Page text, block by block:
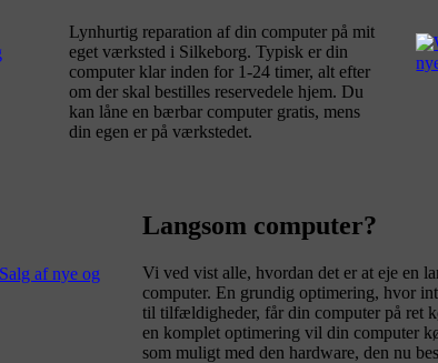
Lynhurtig reparation af din computer på mit
eget værksted i Silkeborg. Typisk er din
computer klar inden for 1-24 timer, alt efter
om der skal bestilles reservedele hjem. Du
kan låne en bærbar computer gratis, mens
din egen er på værkstedet.
Langsom computer?
Vi ved vist alle, hvordan det er at eje en
computer. En grundig optimering, hvor
til tilfældigheder, får din computer på ret
en komplet optimering vil din computer
som muligt med den hardware, den nu